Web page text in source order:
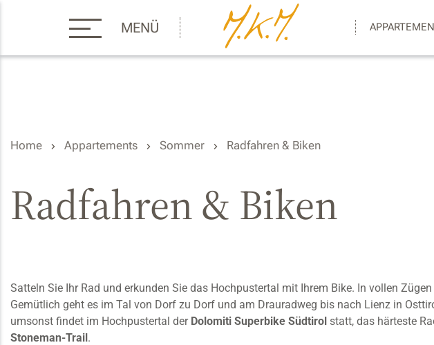
MENÜ
Home Appartements Sommer Radfahren & Biken
Radfahren & Biken
Satteln Sie Ihr Rad und erkunden Sie das Hochpustertal mit Ihrem Bike. In vollen
Gemütlich geht es im Tal von Dorf zu Dorf und am Drauradweg bis nach Lienz in
umsonst findet im Hochpustertal der Dolomiti Superbike Südtirol statt, das härteste
Stoneman-Trail.